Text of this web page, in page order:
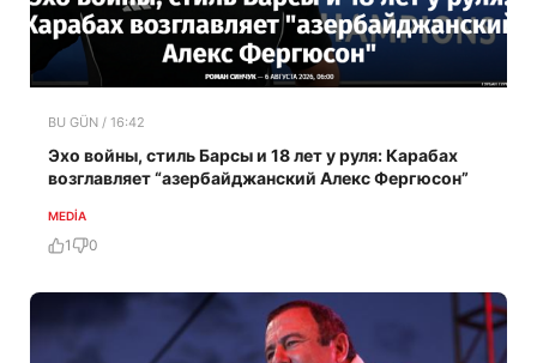
BU GÜN / 16:42
Эхо войны, стиль Барсы и 18 лет у руля: Карабах
возглавляет “азербайджанский Алекс Фергюсон”
MEDİA
1 0